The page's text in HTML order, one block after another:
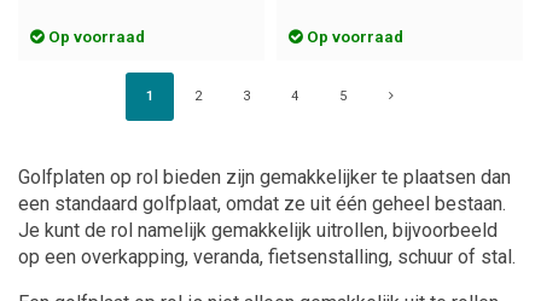
Op voorraad Op voorraad
1 2 3 4 5
Golfplaten op rol bieden zijn gemakkelijker te plaatsen dan
een standaard golfplaat, omdat ze uit één geheel bestaan.
Je kunt de rol namelijk gemakkelijk uitrollen, bijvoorbeeld
op een overkapping, veranda, fietsenstalling, schuur of stal.